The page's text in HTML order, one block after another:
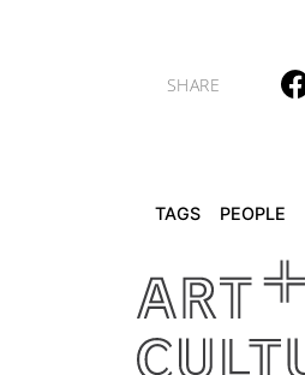
POLITICS REVIEWS
SHARE
TAGS PEOPLE